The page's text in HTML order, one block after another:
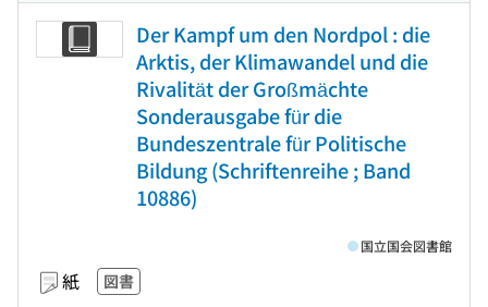
Der Kampf um den Nordpol : die
Arktis, der Klimawandel und die
Rivalität der Großmächte
Sonderausgabe für die
Bundeszentrale für Politische
Bildung (Schriftenreihe ; Band
10886)
紙 図書
国立国会図書館